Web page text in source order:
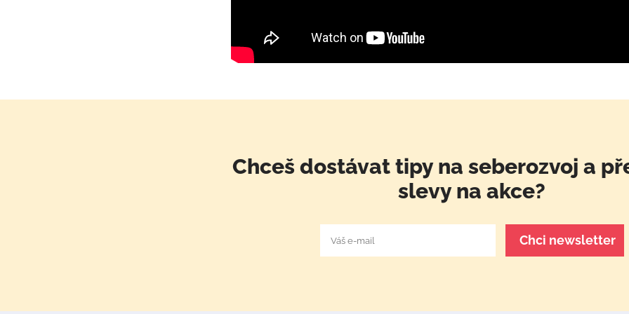
Chceš dostávat tipy na seberozvoj a
slevy na akce?